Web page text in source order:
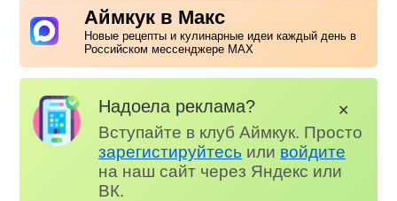
Аймкук в Макс
Новые рецепты и кулинарные идеи каждый день в
Российском мессенджере MAX
Надоела реклама?
Вступайте в клуб Аймкук. Просто
зарегистируйтесь или войдите
на наш сайт через Яндекс или
ВК.
✕